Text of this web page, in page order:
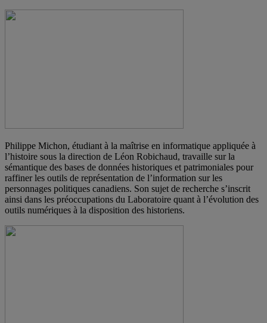
Philippe Michon, étudiant à la maîtrise en informatique appliquée à
l’histoire sous la direction de Léon Robichaud, travaille sur la
sémantique des bases de données historiques et patrimoniales pour
raffiner les outils de représentation de l’information sur les
personnages politiques canadiens. Son sujet de recherche s’inscrit
ainsi dans les préoccupations du Laboratoire quant à l’évolution des
outils numériques à la disposition des historiens.